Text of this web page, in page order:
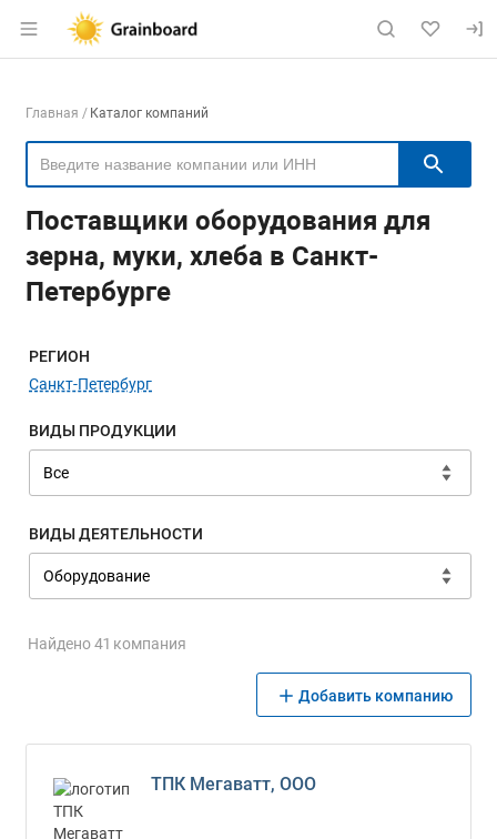
Раздел навигации по сайту
Навигация по компаниям
Главная Каталог компаний
Поставщики оборудования для
зерна, муки, хлеба в Санкт-
Петербурге
Меню навигации
РЕГИОН
Санкт-Петербург
ВИДЫ ПРОДУКЦИИ
ВИДЫ ДЕЯТЕЛЬНОСТИ
Найдено 41 компания
Добавить компанию
ТПК Мегаватт, ООО